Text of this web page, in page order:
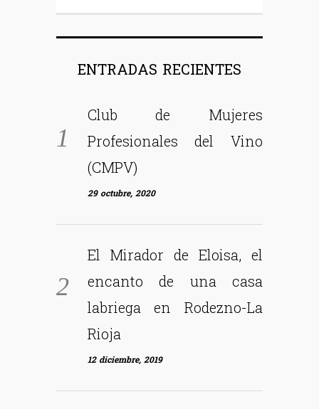
ENTRADAS RECIENTES
Club de Mujeres
Profesionales del Vino
(CMPV)
29 octubre, 2020
El Mirador de Eloisa, el
encanto de una casa
labriega en Rodezno-La
Rioja
12 diciembre, 2019